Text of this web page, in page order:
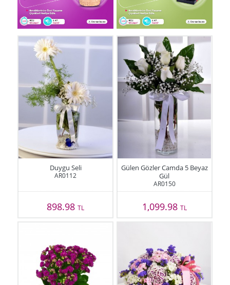
Duygu Seli
AR0112
898.98TL
Gülen Gözler Camda 5 Beyaz
Gül
AR0150
1,099.98 TL